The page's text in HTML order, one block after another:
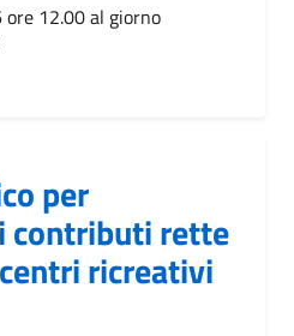
12.00 al giorno
per
contributi rette
ricreativi